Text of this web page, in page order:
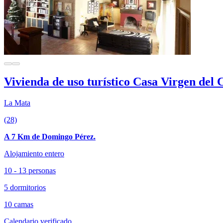
Vivienda de uso turístico Casa Virgen del
La Mata
(28)
A 7 Km de Domingo Pérez.
Alojamiento entero
10 - 13 personas
5 dormitorios
10 camas